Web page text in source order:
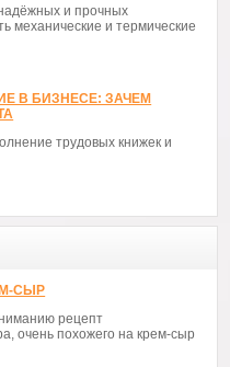
и прочных
механические и термические
В БИЗНЕСЕ: ЗАЧЕМ
трудовых книжек и
СЫР
рецепт
очень похожего на крем-сыр